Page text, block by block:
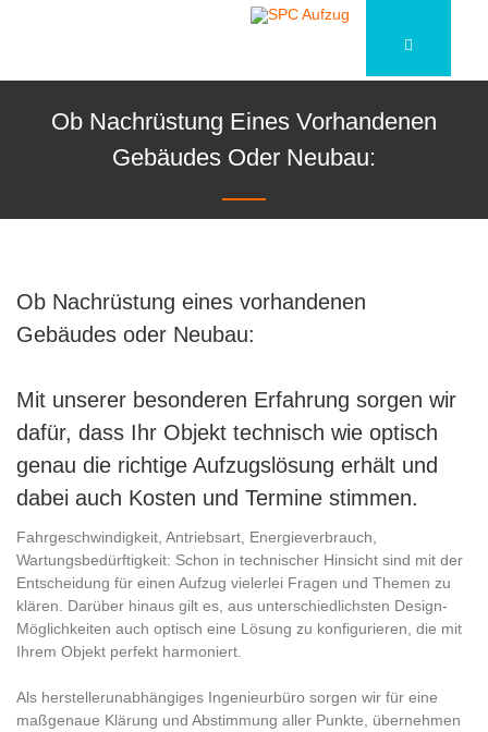
Ob Nachrüstung Eines Vorhandenen
Gebäudes Oder Neubau:
Ob Nachrüstung eines vorhandenen
Gebäudes oder Neubau:
Mit unserer besonderen Erfahrung sorgen wir
dafür, dass Ihr Objekt technisch wie optisch
genau die richtige Aufzugslösung erhält und
dabei auch Kosten und Termine stimmen.
Fahrgeschwindigkeit, Antriebsart, Energieverbrauch,
Wartungsbedürftigkeit: Schon in technischer Hinsicht sind mit der
Entscheidung für einen Aufzug vielerlei Fragen und Themen zu
klären. Darüber hinaus gilt es, aus unterschiedlichsten Design-
Möglichkeiten auch optisch eine Lösung zu konfigurieren, die mit
Ihrem Objekt perfekt harmoniert.
Als herstellerunabhängiges Ingenieurbüro sorgen wir für eine
maßgenaue Klärung und Abstimmung aller Punkte, übernehmen